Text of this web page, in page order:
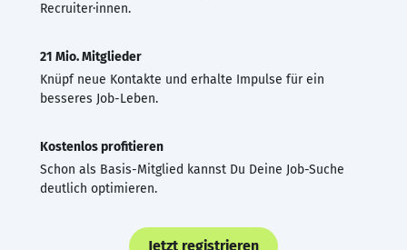
Recruiter·innen.
21 Mio. Mitglieder
Knüpf neue Kontakte und erhalte Impulse für ein
besseres Job-Leben.
Kostenlos profitieren
Schon als Basis-Mitglied kannst Du Deine Job-Suche
deutlich optimieren.
Jetzt registrieren